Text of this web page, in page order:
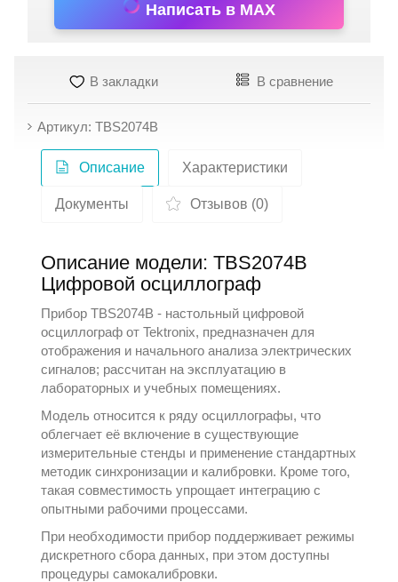
Написать в MAX
В закладки В сравнение
Артикул: TBS2074B
Описание Характеристики
Документы Отзывов (0)
Описание модели: TBS2074B
Цифровой осциллограф
Прибор TBS2074B - настольный цифровой
осциллограф отTektronix, предназначен для
отображения и начального анализа электрических
сигналов; рассчитан на эксплуатацию в
лабораторных и учебных помещениях.
Модель относится к рядуосциллографы, что
облегчает её включение в существующие
измерительные стенды и применение стандартных
методик синхронизации и калибровки. Кроме того,
такая совместимость упрощает интеграцию с
опытными рабочими процессами.
При необходимости прибор поддерживает режимы
дискретного сбора данных, при этом доступны
процедуры самокалибровки.